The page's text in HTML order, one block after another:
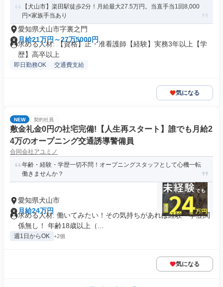
【犬山市】楽田駅徒歩2分！月給最大27.5万円。当直手当1回8,000
円×家族手当あり
愛知県犬山市字裏之門
月給21万円～27万5000円
求める人材: 【資格】正・准看護師【経験】実務3年以上【学
歴】高卒以上
即日勤務OK 交通費支給
気になる
NEW 契約社員
敷金礼金0円の社宅完備!【人生再スタート】誰でも月給2
4万のオープニング交通誘導警備員
合同会社アユミノ
年齢・経験・学歴一切不問！オープニングスタッフとして心機一転
働きませんか？
愛知県犬山市
月給24万円
求める人材: 働いてみたい！その気持ちがあれば経験・学歴関
係無し！ 年齢18歳以上（...
週1日からOK +2個
気になる